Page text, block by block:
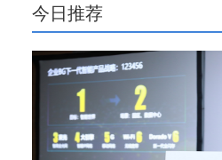
今日推荐